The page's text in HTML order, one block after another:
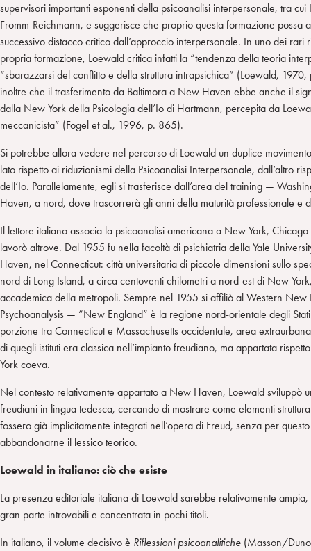
supervisori importanti esponenti della psicoanalisi interpersonale, tra
Fromm-Reichmann, e suggerisce che proprio questa formazione possa
successivo distacco critico dall’approccio interpersonale. In uno dei rari
propria formazione, Loewald critica infatti la “tendenza della teoria
“sbarazzarsi del conflitto e della struttura intrapsichica” (Loewald,
inoltre che il trasferimento da Baltimora a New Haven ebbe anche il
dalla New York della Psicologia dell’Io di Hartmann, percepita da
meccanicista” (Fogel et al., 1996, p. 865).
Si potrebbe allora vedere nel percorso di Loewald un duplice
lato rispetto ai riduzionismi della Psicoanalisi Interpersonale, dall’altro
dell’Io. Parallelamente, egli si trasferisce dall’area del training —
Haven, a nord, dove trascorrerà gli anni della maturità professionale e
Il lettore italiano associa la psicoanalisi americana a New York,
lavorò altrove. Dal 1955 fu nella facoltà di psichiatria della Yale
Haven, nel Connecticut: città universitaria di piccole dimensioni sullo
nord di Long Island, a circa centoventi chilometri a nord-est di New
accademica della metropoli. Sempre nel 1955 si affiliò al Western New
Psychoanalysis — “New England” è la regione nord-orientale degli
porzione tra Connecticut e Massachusetts occidentale, area
di quegli istituti era classica nell’impianto freudiano, ma appartata
York coeva.
Nel contesto relativamente appartato a New Haven, Loewald sviluppò
freudiani in lingua tedesca, cercando di mostrare come elementi
fossero già implicitamente integrati nell’opera di Freud, senza per
abbandonarne il lessico teorico.
Loewald in italiano: ciò che esiste
La presenza editoriale italiana di Loewald sarebbe relativamente
gran parte introvabili e concentrata in pochi titoli.
In italiano, il volume decisivo è Riflessioni psicoanalitiche (Masson/